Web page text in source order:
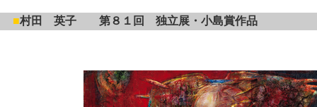
■村田 英子 第８１回 独立展・小島賞作品